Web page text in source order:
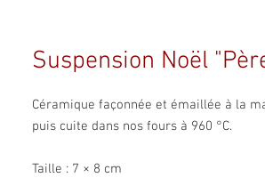
Suspension Noël
Céramique façonnée et émaillée à la
puis cuite dans nos fours à 960 °C.
Taille : 7 × 8 cm